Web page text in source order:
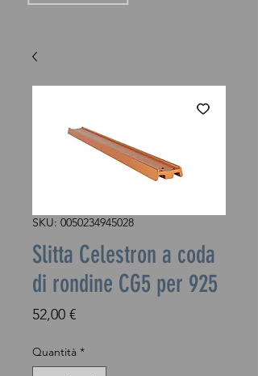
SKU: 0050234945028
Slitta Celestron a coda
di rondine CG5 per 925
52,00 €Prezzo
Quantità *